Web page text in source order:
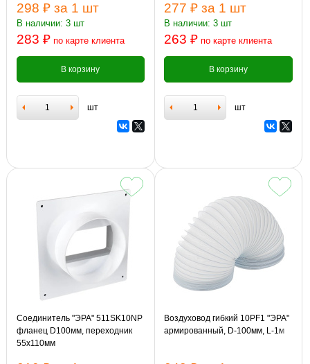
298 ₽ за 1 шт
В наличии: 3 шт
283 ₽ по карте клиента
В корзину
шт
277 ₽ за 1 шт
В наличии: 3 шт
263 ₽ по карте клиента
В корзину
шт
Соединитель "ЭРА" 511SK10NP
фланец D100мм, переходник
55х110мм
Воздуховод гибкий 10PF1 "ЭРА"
армированный, D-100мм, L-1м